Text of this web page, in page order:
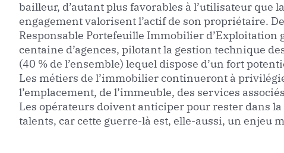
bailleur, d’autant plus favorables à l’utilisateur que
engagement valorisent l’actif de son propriétaire.
Responsable Portefeuille Immobilier d’Exploitation
centaine d’agences, pilotant la gestion technique
(40 % de l’ensemble) lequel dispose d’un fort
Les métiers de l’immobilier continueront à
l’emplacement, de l’immeuble, des services
Les opérateurs doivent anticiper pour rester dans
talents, car cette guerre-là est, elle-aussi, un enjeu